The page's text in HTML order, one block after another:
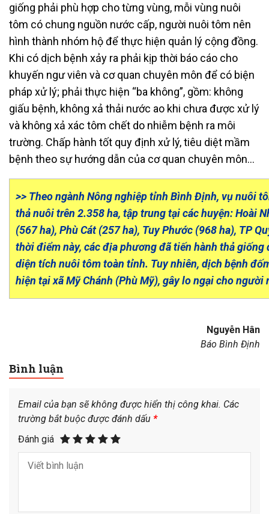
giống phải phù hợp cho từng vùng, mỗi vùng nuôi
tôm có chung nguồn nước cấp, người nuôi tôm nên
hình thành nhóm hộ để thực hiện quản lý cộng đồng.
Khi có dịch bệnh xảy ra phải kịp thời báo cáo cho
khuyến ngư viên và cơ quan chuyên môn để có biện
pháp xử lý; phải thực hiện “ba không”, gồm: không
giấu bệnh, không xả thải nước ao khi chưa được xử lý
và không xả xác tôm chết do nhiễm bệnh ra môi
trường. Chấp hành tốt quy định xử lý, tiêu diệt mầm
bệnh theo sự hướng dẫn của cơ quan chuyên môn…
>> Theo ngành Nông nghiệp tỉnh Bình Định, vụ nuôi
thả nuôi trên 2.358 ha, tập trung tại các huyện: Hoài
(567 ha), Phù Cát (257 ha), Tuy Phước (968 ha), TP
thời điểm này, các địa phương đã tiến hành thả giống
diện tích nuôi tôm toàn tỉnh. Tuy nhiên, dịch bệnh
hiện tại xã Mỹ Chánh (Phù Mỹ), gây lo ngại cho
Nguyễn Hân
Báo Bình Định
Bình luận
Email của bạn sẽ không được hiển thị công khai. Các
trường bắt buộc được đánh dấu *
Đánh giá